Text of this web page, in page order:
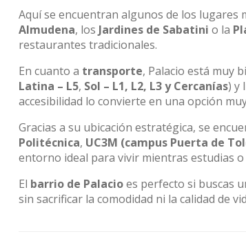
Aquí se encuentran algunos de los lugares
Almudena, los Jardines de Sabatini o la
restaurantes tradicionales.
En cuanto a transporte, Palacio está muy
Latina – L5, Sol – L1, L2, L3 y Cercanías) y
accesibilidad lo convierte en una opción
Gracias a su ubicación estratégica, se
Politécnica, UC3M (campus Puerta de
entorno ideal para vivir mientras estudias
El barrio de Palacioes perfecto si buscas
sin sacrificar la comodidad ni la calidad de